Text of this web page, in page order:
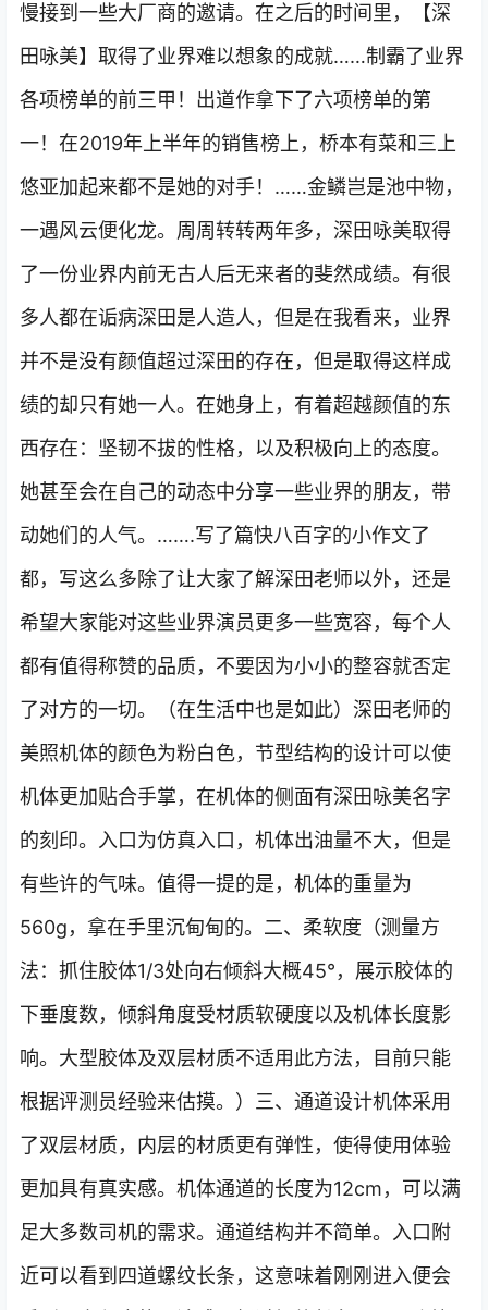
慢接到一些大厂商的邀请。在之后的时间里，【深
田咏美】取得了业界难以想象的成就……制霸了业界
各项榜单的前三甲！出道作拿下了六项榜单的第
一！在2019年上半年的销售榜上，桥本有菜和三上
悠亚加起来都不是她的对手！……金鳞岂是池中物，
一遇风云便化龙。周周转转两年多，深田咏美取得
了一份业界内前无古人后无来者的斐然成绩。有很
多人都在诟病深田是人造人，但是在我看来，业界
并不是没有颜值超过深田的存在，但是取得这样成
绩的却只有她一人。在她身上，有着超越颜值的东
西存在：坚韧不拔的性格，以及积极向上的态度。
她甚至会在自己的动态中分享一些业界的朋友，带
动她们的人气。…….写了篇快八百字的小作文了
都，写这么多除了让大家了解深田老师以外，还是
希望大家能对这些业界演员更多一些宽容，每个人
都有值得称赞的品质，不要因为小小的整容就否定
了对方的一切。（在生活中也是如此）深田老师的
美照机体的颜色为粉白色，节型结构的设计可以使
机体更加贴合手掌，在机体的侧面有深田咏美名字
的刻印。入口为仿真入口，机体出油量不大，但是
有些许的气味。值得一提的是，机体的重量为
560g，拿在手里沉甸甸的。二、柔软度（测量方
法：抓住胶体1/3处向右倾斜大概45°，展示胶体的
下垂度数，倾斜角度受材质软硬度以及机体长度影
响。大型胶体及双层材质不适用此方法，目前只能
根据评测员经验来估摸。）三、通道设计机体采用
了双层材质，内层的材质更有弹性，使得使用体验
更加具有真实感。机体通道的长度为12cm，可以满
足大多数司机的需求。通道结构并不简单。入口附
近可以看到四道螺纹长条，这意味着刚刚进入便会